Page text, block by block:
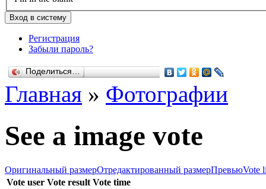
Регистрация
Забыли пароль?
Поделиться…
Главная » Фотографии
See a image vote
Оригинальный размерОтредактированный размерПревьюVote
Vote user Vote result Vote time